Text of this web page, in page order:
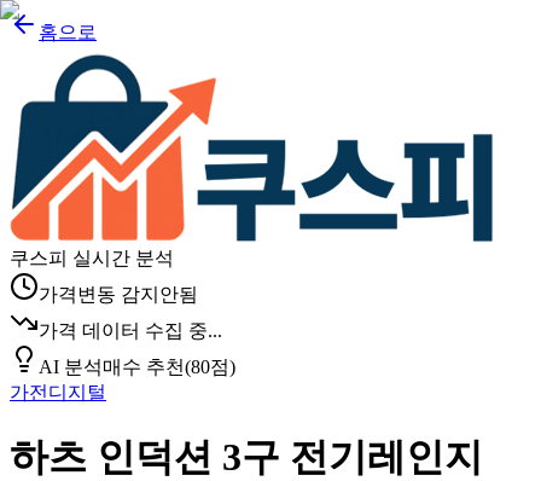
홈으로
쿠스피 실시간 분석
가격변동 감지안됨
가격 데이터 수집 중...
AI 분석매수 추천(80점)
가전디지털
하츠 인덕션 3구 전기레인지